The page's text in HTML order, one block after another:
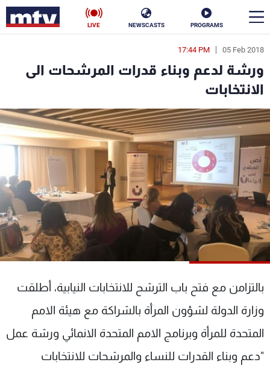
PROGRAMS
NEWSCASTS
LIVE
05 Feb 2018
17:44 PM
ورشة لدعم وبناء قدرات المرشحات الى
الانتخابات
بالتزامن مع فتح باب الترشح للانتخابات النيابية، أطلقت
وزارة الدولة لشؤون المرأة بالشراكة مع هيئة الامم
المتحدة للمرأة وبرنامج الامم المتحدة الانمائي ورشة عمل
"دعم وبناء القدرات للنساء والمرشحات للانتخابات
en
الأخبار
سياسة ناس
إقتصاد فن
منوعات رياضة
كأس العالم
البرامج
جدول البرامج
شاهد البرامج
عن MTV
الإنـتـاج
لاعلاناتكم
وظائف
تواصل معنا
شروط الإسـتخدام